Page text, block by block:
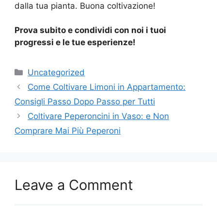
dalla tua pianta. Buona coltivazione!
Prova subito e condividi con noi i tuoi
progressi e le tue esperienze!
Categories
Uncategorized
Come Coltivare Limoni in Appartamento:
Consigli Passo Dopo Passo per Tutti
Coltivare Peperoncini in Vaso: e Non
Comprare Mai Più Peperoni
Leave a Comment